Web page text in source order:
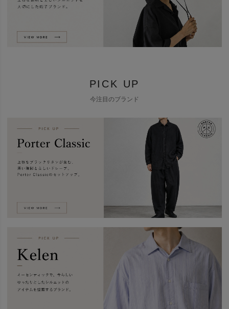
PICK UP
今注目のブランド